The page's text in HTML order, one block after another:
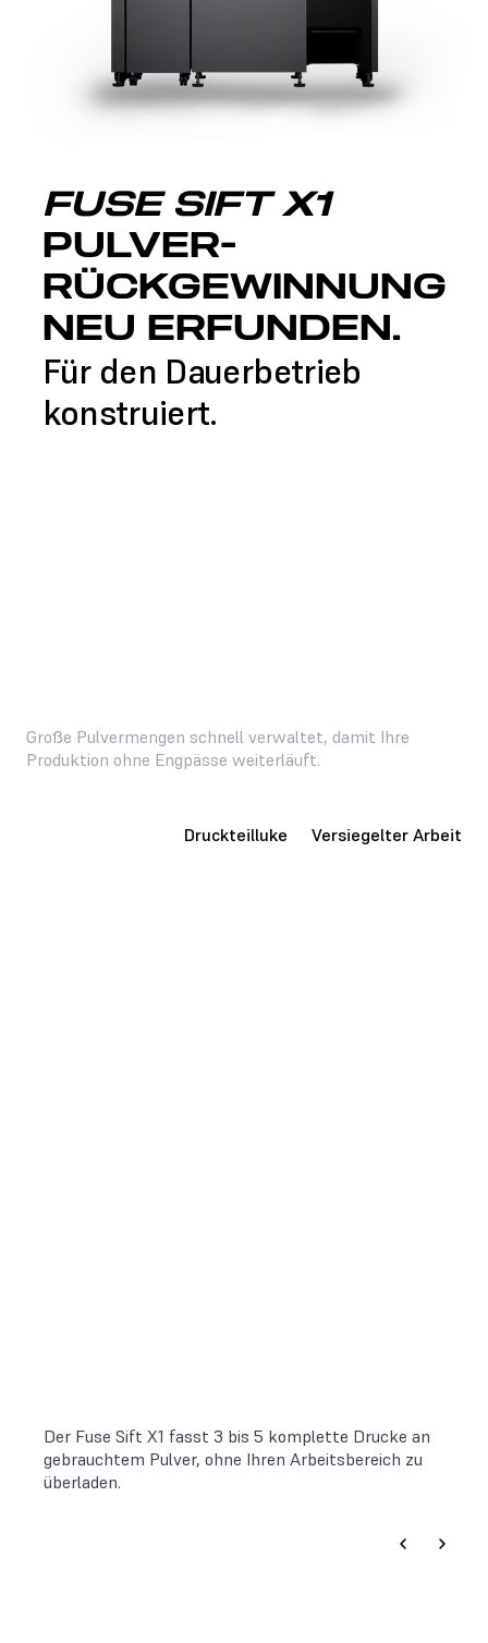
FUSE SIFT X1
PULVER­
RÜCKGEWINNUNG
NEU ERFUNDEN.
Für den Dauerbetrieb
konstruiert.
Große Pulvermengen schnell verwaltet, damit Ihre
Produktion ohne Engpässe weiterläuft.
Druckteilluke Versiegelter
Der Fuse Sift X1 fasst 3 bis 5 komplette Drucke an
gebrauchtem Pulver, ohne Ihren Arbeitsbereich zu
überladen.